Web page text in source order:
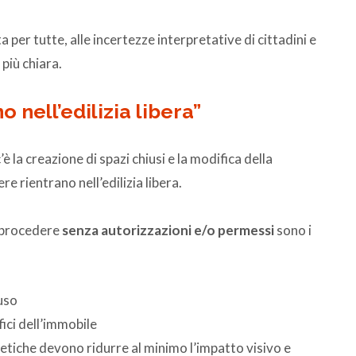
per tutte, alle incertezze interpretative di cittadini e
chiara.
nell’edilizia libera”
la creazione di spazi chiusi e la modifica della
rientrano nell’edilizia libera.
senza autorizzazioni e/o permessisono i
dell’immobile
devono ridurre al minimo l’impatto visivo e